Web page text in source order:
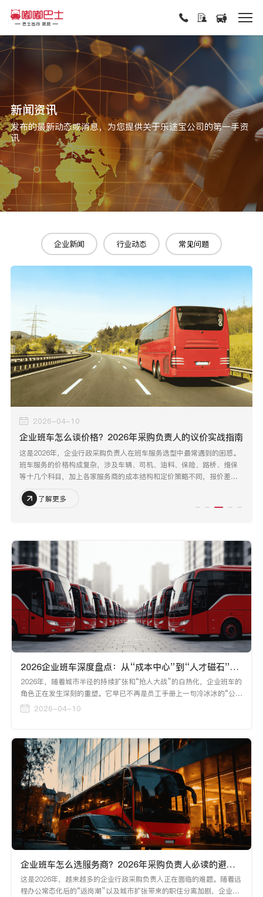
新闻资讯
发布的最新动态或消息，为您提供关于乐途宝公司的第一手资
讯
企业新闻 行业动态 常见问题
2026-04-10
企业班车怎么谈价格？2026年采购负责人的议价实战指南
这是2026年，企业行政采购负责人在班车服务选型中最常遇到的困惑。
班车服务的价格构成复杂，涉及车辆、司机、油料、保险、路桥、维保
等十几个科目，加上各家服务商的成本结构和定价策略不同，报价差异
了解更多
2026企业班车深度盘点：从“成本中心”到“人才磁石”，头部企业如何用智慧出行破局？
2026年，随着城市半径的持续扩张和“抢人大战”的白热化，企业班车的
角色正在发生深刻的重塑。它早已不再是员工手册上一句冷冰冰的“公司
提供班车”，而是HR在谈薪时的“定心丸”，是行政端展现企业温度的核
2026-04-10
企业班车怎么选服务商？2026年采购负责人必读的避坑指南
这是2026年，越来越多的企业行政采购负责人正在面临的难题。随着远
程办公常态化后的“返岗潮”以及城市扩张带来的职住分离加剧，企业班